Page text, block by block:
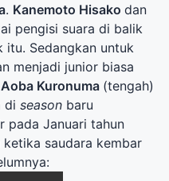
. Kanemoto Hisako dan
pengisi suara di balik
itu. Sedangkan untuk
menjadi junior biasa
Aoba Kuronuma (tengah)
di season baru
pada Januari tahun
saudara kembar